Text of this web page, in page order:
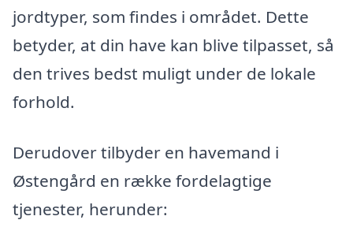
jordtyper, som findes i området. Dette
betyder, at din have kan blive tilpasset, så
den trives bedst muligt under de lokale
forhold.
Derudover tilbyder en havemand i
Østengård en række fordelagtige
tjenester, herunder: